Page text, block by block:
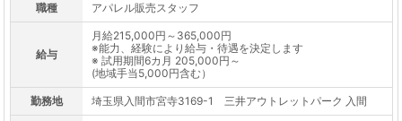
職種 アパレル販売スタッフ
給与
月給215,000円～365,000円
※能力、経験により給与・待遇を決定します
※ 試用期間6カ月 205,000円～
(地域手当5,000円含む）
勤務地 埼玉県入間市宮寺3169-1 三井アウトレットパーク 入間